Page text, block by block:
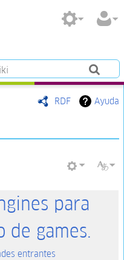
RDF Ayuda
para
de games.
entrantes